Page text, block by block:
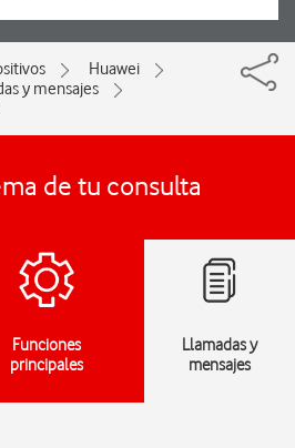
Huawei
y mensajes
de tu consulta
Funciones
principales
Llamadas y
mensajes